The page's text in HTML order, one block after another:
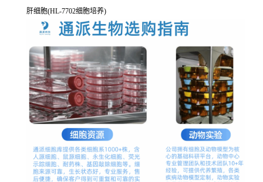
肝细胞(HL-7702细胞培养)